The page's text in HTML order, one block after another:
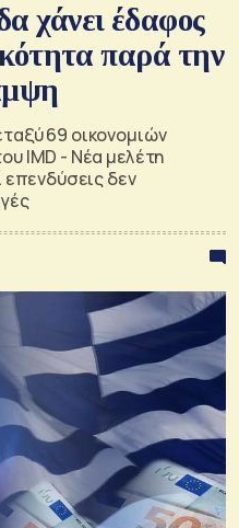
έδαφος
παρά την
69 οικονομιών
IMD - Νέα μελέτη
επενδύσεις δεν